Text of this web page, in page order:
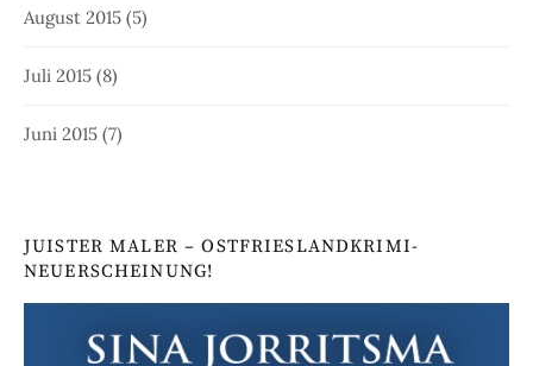
August 2015 (5)
Juli 2015 (8)
Juni 2015 (7)
JUISTER MALER – OSTFRIESLANDKRIMI-
NEUERSCHEINUNG!